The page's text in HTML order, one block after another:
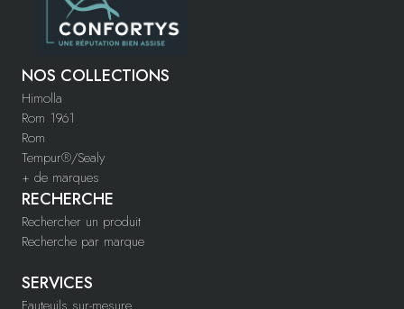
NOS COLLECTIONS
Himolla
Rom 1961
Rom
Tempur®/Sealy
+ de marques
RECHERCHE
Rechercher un produit
Recherche par marque
SERVICES